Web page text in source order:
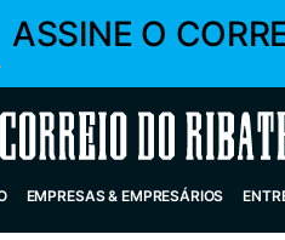
ASSINE O
Correio do Ribatejo
EMPRESAS & EMPRESÁRIOS